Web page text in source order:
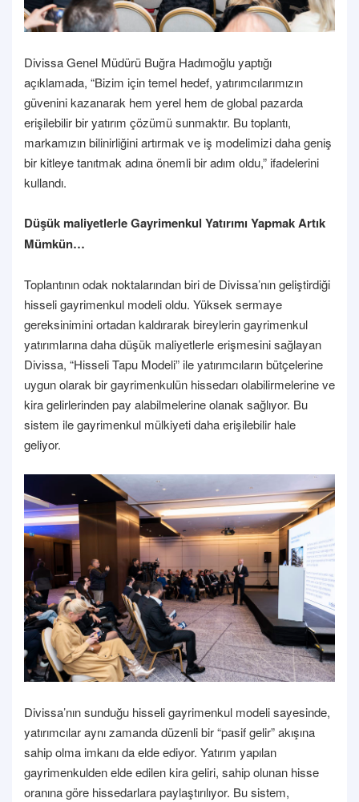
Divissa Genel Müdürü Buğra Hadımoğlu yaptığı
açıklamada, “Bizim için temel hedef, yatırımcılarımızın
güvenini kazanarak hem yerel hem de global pazarda
erişilebilir bir yatırım çözümü sunmaktır. Bu toplantı,
markamızın bilinirliğini artırmak ve iş modelimizi daha geniş
bir kitleye tanıtmak adına önemli bir adım oldu,” ifadelerini
kullandı.
Düşük maliyetlerle Gayrimenkul Yatırımı Yapmak Artık
Mümkün…
Toplantının odak noktalarından biri de Divissa’nın geliştirdiği
hisseli gayrimenkul modeli oldu. Yüksek sermaye
gereksinimini ortadan kaldırarak bireylerin gayrimenkul
yatırımlarına daha düşük maliyetlerle erişmesini sağlayan
Divissa, “Hisseli Tapu Modeli” ile yatırımcıların bütçelerine
uygun olarak bir gayrimenkulün hissedarı olabilirmelerine ve
kira gelirlerinden pay alabilmelerine olanak sağlıyor. Bu
sistem ile gayrimenkul mülkiyeti daha erişilebilir hale
geliyor.
Divissa’nın sunduğu hisseli gayrimenkul modeli sayesinde,
yatırımcılar aynı zamanda düzenli bir “pasif gelir” akışına
sahip olma imkanı da elde ediyor. Yatırım yapılan
gayrimenkulden elde edilen kira geliri, sahip olunan hisse
oranına göre hissedarlara paylaştırılıyor. Bu sistem,